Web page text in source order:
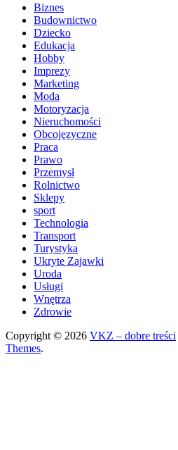
Biznes
Budownictwo
Dziecko
Edukacja
Hobby
Imprezy
Marketing
Moda
Motoryzacja
Nieruchomości
Obcojęzyczne
Praca
Prawo
Przemysł
Rolnictwo
Sklepy
sport
Technologia
Transport
Turystyka
Ukryte Zajawki
Uroda
Usługi
Wnętrza
Zdrowie
Copyright © 2026 VKZ – dobre treści
Themes.